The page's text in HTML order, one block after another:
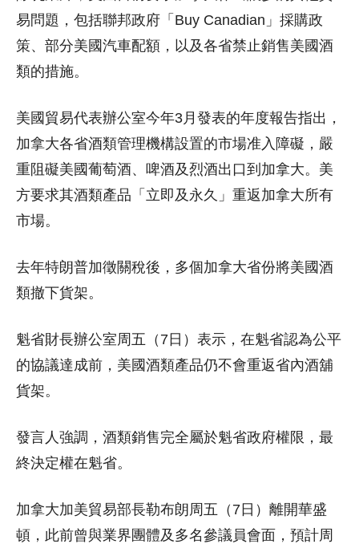
易問題，包括聯邦政府「Buy Canadian」採購政
策、部分美國汽車配額，以及各省禁止銷售美國酒
類的措施。
美國貿易代表辦公室今年3月發表的年度報告指出，
加拿大各省酒類管理機構設置的市場准入障礙，嚴
重阻礙美國葡萄酒、啤酒及烈酒出口到加拿大。美
方要求其酒類產品「立即及永久」重返加拿大所有
市場。
去年特朗普加徵關稅後，多個加拿大省份將美國酒
類撤下貨架。
魁省財長辦公室周五（7日）表示，在魁省認為公平
的協議達成前，美國酒類產品仍不會重返省內酒舖
貨架。
發言人強調，酒類銷售完全屬於魁省政府權限，最
終決定權在魁省。
加拿大加美貿易部長勒布朗周五（7日）離開華盛
頓，此前曾與業界團體及多名參議員會面，預計周